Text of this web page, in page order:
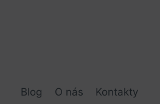
Blog O nás Kontakty